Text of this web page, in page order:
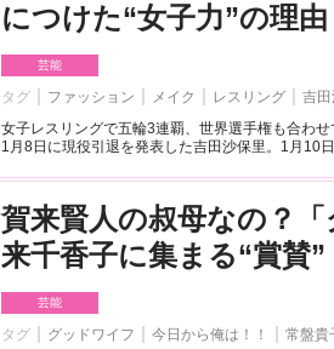
につけた“女子力”の理由
芸能
タグ ファッション メイク レスリング 吉田
女子レスリングで五輪3連覇、世界選手権も合わ
1月8日に現役引退を発表した吉田沙保里。1月10
賀来賢人の叔母なの？
来千香子に集まる“賞賛”
芸能
タグ グッドワイフ 今日から俺は！！ 常盤貴